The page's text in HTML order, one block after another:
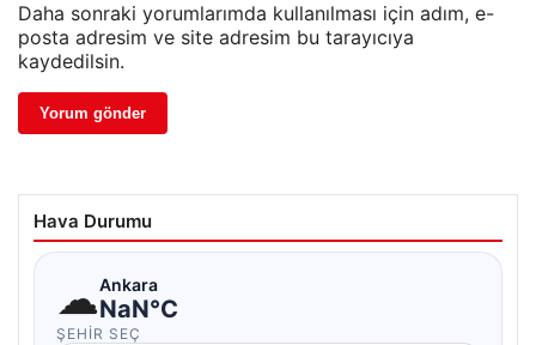
Daha sonraki yorumlarımda kullanılması için adım, e-
posta adresim ve site adresim bu tarayıcıya
kaydedilsin.
Hava Durumu
☁Ankara
NaN°C
ŞEHIR SEÇ